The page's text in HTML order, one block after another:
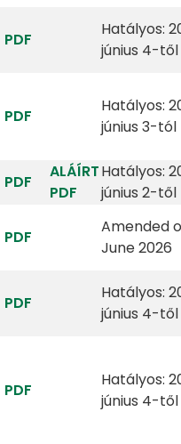
PDF
Hatályos:
június 4-től
PDF
Hatályos:
június 3-tól
PDF
ALÁÍRT
PDF
Hatályos:
június 2-től
PDF
Amended
June 2026
PDF
Hatályos:
június 4-től
PDF
Hatályos:
június 4-től